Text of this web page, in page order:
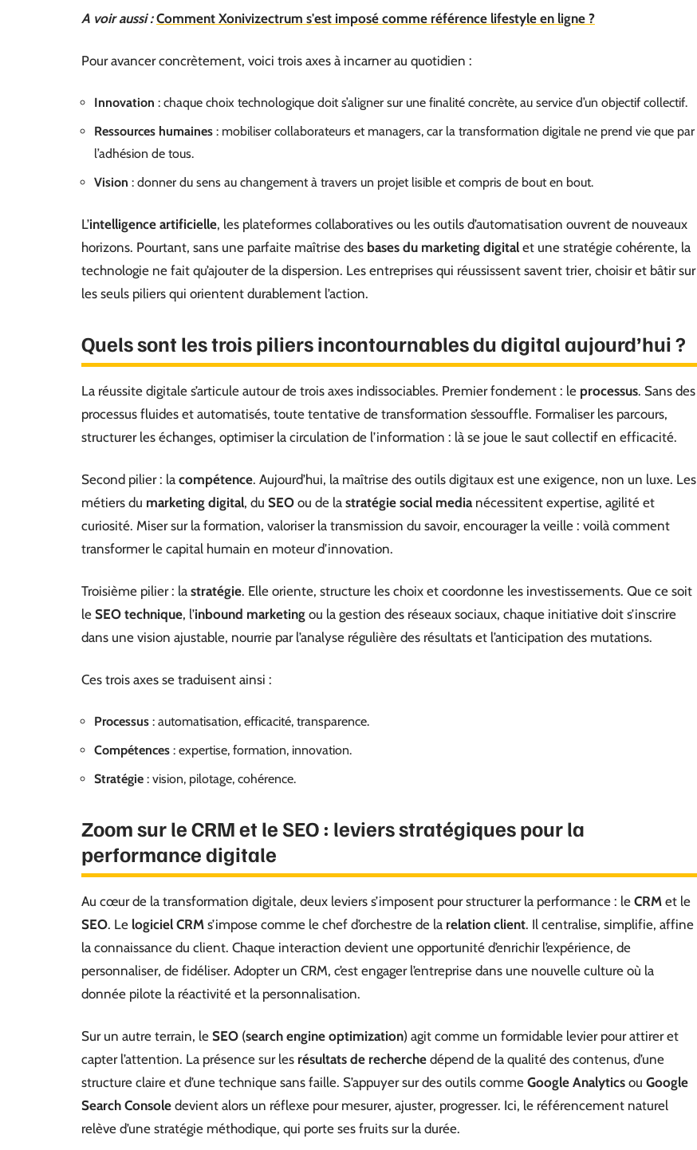
A voir aussi : Comment Xonivizectrum s'est imposé comme référence lifestyle en ligne ?
Pour avancer concrètement, voici trois axes à incarner au quotidien :
Innovation : chaque choix technologique doit s’aligner sur une finalité concrète, au service d’un objectif collectif.
Ressources humaines : mobiliser collaborateurs et managers, car la transformation digitale ne prend vie que par
l’adhésion de tous.
Vision : donner du sens au changement à travers un projet lisible et compris de bout en bout.
L’intelligence artificielle, les plateformes collaboratives ou les outils d’automatisation ouvrent de nouveaux
horizons. Pourtant, sans une parfaite maîtrise des bases du marketing digital et une stratégie cohérente, la
technologie ne fait qu’ajouter de la dispersion. Les entreprises qui réussissent savent trier, choisir et bâtir sur
les seuls piliers qui orientent durablement l’action.
Quels sont les trois piliers incontournables du digital aujourd’hui ?
La réussite digitale s’articule autour de trois axes indissociables. Premier fondement : le processus. Sans des
processus fluides et automatisés, toute tentative de transformation s’essouffle. Formaliser les parcours,
structurer les échanges, optimiser la circulation de l’information : là se joue le saut collectif en efficacité.
Second pilier : la compétence. Aujourd’hui, la maîtrise des outils digitaux est une exigence, non un luxe. Les
métiers du marketing digital, du SEO ou de la stratégie social medianécessitent expertise, agilité et
curiosité. Miser sur la formation, valoriser la transmission du savoir, encourager la veille : voilà comment
transformer le capital humain en moteur d’innovation.
Troisième pilier : la stratégie. Elle oriente, structure les choix et coordonne les investissements. Que ce soit
le SEO technique, l’inbound marketing ou la gestion des réseaux sociaux, chaque initiative doit s’inscrire
dans une vision ajustable, nourrie par l’analyse régulière des résultats et l’anticipation des mutations.
Ces trois axes se traduisent ainsi :
Processus : automatisation, efficacité, transparence.
Compétences : expertise, formation, innovation.
Stratégie : vision, pilotage, cohérence.
Zoom sur le CRM et le SEO : leviers stratégiques pour la
performance digitale
Au cœur de la transformation digitale, deux leviers s’imposent pour structurer la performance : le CRM et le
SEO. Le logiciel CRM s’impose comme le chef d’orchestre de la relation client. Il centralise, simplifie, affine
la connaissance du client. Chaque interaction devient une opportunité d’enrichir l’expérience, de
personnaliser, de fidéliser. Adopter un CRM, c’est engager l’entreprise dans une nouvelle culture où la
donnée pilote la réactivité et la personnalisation.
Sur un autre terrain, le SEO (search engine optimization) agit comme un formidable levier pour attirer et
capter l’attention. La présence sur les résultats de recherche dépend de la qualité des contenus, d’une
structure claire et d’une technique sans faille. S’appuyer sur des outils comme Google Analytics ou Google
Search Console devient alors un réflexe pour mesurer, ajuster, progresser. Ici, le référencement naturel
relève d’une stratégie méthodique, qui porte ses fruits sur la durée.